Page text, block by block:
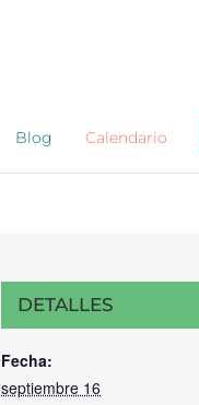
Blog Calendario
DETALLES
Fecha:
septiembre 16